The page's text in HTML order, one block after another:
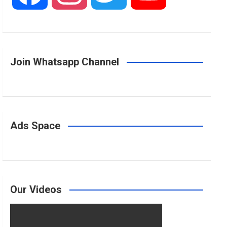
c
e
o
s
t
r
i
t
r
u
T
Join Whatsapp Channel
Ads Space
Our Videos